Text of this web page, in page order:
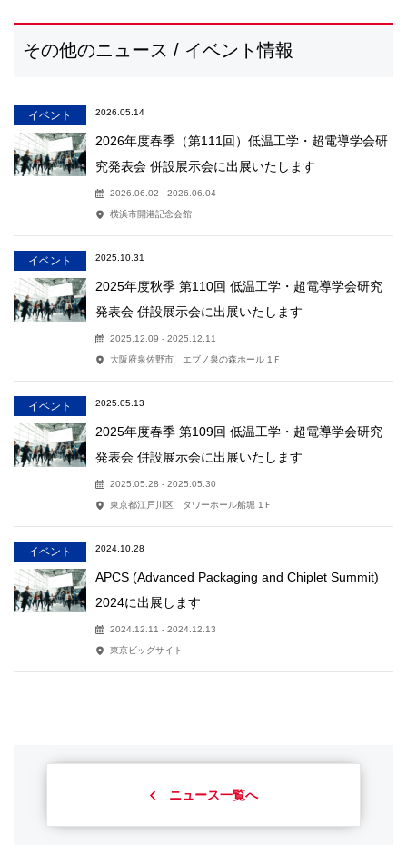
その他のニュース / イベント情報
イベント 2026.05.14
2026年度春季（第111回）低温工学・超電導学会研
究発表会 併設展示会に出展いたします
2026.06.02 - 2026.06.04
横浜市開港記念会館
イベント 2025.10.31
2025年度秋季 第110回 低温工学・超電導学会研究
発表会 併設展示会に出展いたします
2025.12.09 - 2025.12.11
大阪府泉佐野市 エブノ泉の森ホール 1Ｆ
イベント 2025.05.13
2025年度春季 第109回 低温工学・超電導学会研究
発表会 併設展示会に出展いたします
2025.05.28 - 2025.05.30
東京都江戸川区 タワーホール船堀 1Ｆ
イベント 2024.10.28
APCS (Advanced Packaging and Chiplet Summit)
2024に出展します
2024.12.11 - 2024.12.13
東京ビッグサイト
ニュース一覧へ